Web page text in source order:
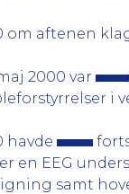
om aftenen
2000 var
i
havde
en EEG
samt